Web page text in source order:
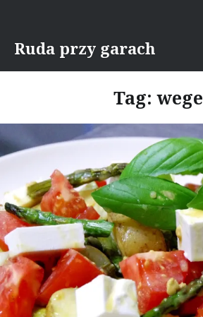
content
Ruda przy garach
Tag:wege